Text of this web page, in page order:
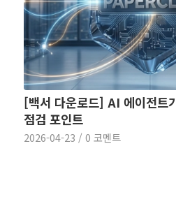
[백서 다운로드] AI 에이전트
점검 포인트
2026-04-23 / 0 코멘트